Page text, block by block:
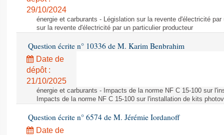
29/10/2024
énergie et carburants - Législation sur la revente d'électricité
sur la revente d'électricité par un particulier producteur
Question écrite n° 10336 de M. Karim Benbrahim
Date de
dépôt :
21/10/2025
énergie et carburants - Impacts de la norme NF C 15-100 sur
Impacts de la norme NF C 15-100 sur l'installation de kits
Question écrite n° 6574 de M. Jérémie Iordanoff
Date de